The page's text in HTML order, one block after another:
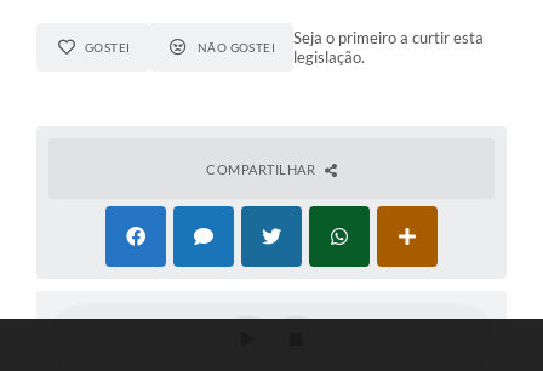
GOSTEI NÃO GOSTEI
Seja o primeiro a curtir esta
legislação.
COMPARTILHAR